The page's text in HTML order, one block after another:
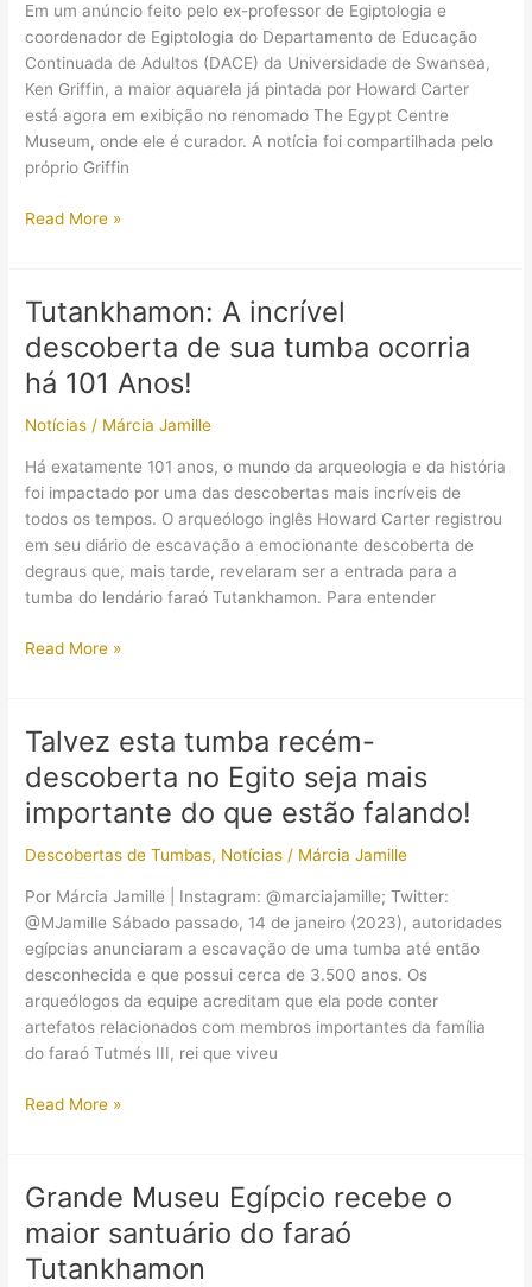
curiosas
que
rondam
o
“faraó-
menino”?
Em um anúncio feito pelo ex-professor de Egiptologia e
coordenador de Egiptologia do Departamento de Educação
Continuada de Adultos (DACE) da Universidade de Swansea,
Ken Griffin, a maior aquarela já pintada por Howard Carter
está agora em exibição no renomado The Egypt Centre
Museum, onde ele é curador. A notícia foi compartilhada pelo
próprio Griffin
Maior
Carter
é
destaque
em
nova
no
The
Egypt
Centre
Museum
Read More »
Tutankhamon: A incrível
descoberta de sua tumba ocorria
há 101 Anos!
Notícias / Márcia Jamille
Há exatamente 101 anos, o mundo da arqueologia e da história
foi impactado por uma das descobertas mais incríveis de
todos os tempos. O arqueólogo inglês Howard Carter registrou
em seu diário de escavação a emocionante descoberta de
degraus que, mais tarde, revelaram ser a entrada para a
tumba do lendário faraó Tutankhamon. Para entender
Tutankhamon:
de
sua
tumba
ocorria
há
Anos!
Read More »
Talvez esta tumba recém-
descoberta no Egito seja mais
importante do que estão falando!
Descobertas de Tumbas, Notícias / Márcia Jamille
Por Márcia Jamille | Instagram: @marciajamille; Twitter:
@MJamille Sábado passado, 14 de janeiro (2023), autoridades
egípcias anunciaram a escavação de uma tumba até então
desconhecida e que possui cerca de 3.500 anos. Os
arqueólogos da equipe acreditam que ela pode conter
artefatos relacionados com membros importantes da família
do faraó Tutmés III, rei que viveu
Talvez
descoberta
no
Egito
Read More »
Grande Museu Egípcio recebe o
maior santuário do faraó
Tutankhamon